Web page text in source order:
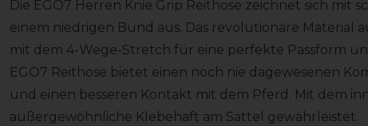
Die EGO7 Herren Knie Grip Reithose zeichnet sich mit
einem niedrigen Bund aus. Das revolutionäre Material
mit dem 4-Wege-Stretch für eine perfekte Passform
EGO7 Reithose bietet einen noch nie dagewesenen
und einen besseren Kontakt mit dem Pferd. Mit dem
außergewöhnliche Klebehaft am Sattel gewährleistet.